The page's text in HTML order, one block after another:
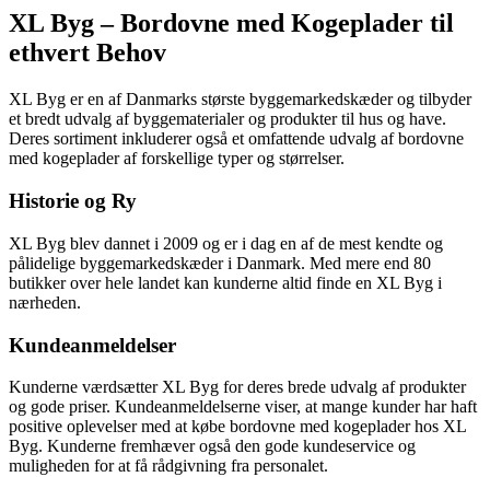
XL Byg – Bordovne med Kogeplader til
ethvert Behov
XL Byg er en af Danmarks største byggemarkedskæder og tilbyder
et bredt udvalg af byggematerialer og produkter til hus og have.
Deres sortiment inkluderer også et omfattende udvalg af bordovne
med kogeplader af forskellige typer og størrelser.
Historie og Ry
XL Byg blev dannet i 2009 og er i dag en af de mest kendte og
pålidelige byggemarkedskæder i Danmark. Med mere end 80
butikker over hele landet kan kunderne altid finde en XL Byg i
nærheden.
Kundeanmeldelser
Kunderne værdsætter XL Byg for deres brede udvalg af produkter
og gode priser. Kundeanmeldelserne viser, at mange kunder har haft
positive oplevelser med at købe bordovne med kogeplader hos XL
Byg. Kunderne fremhæver også den gode kundeservice og
muligheden for at få rådgivning fra personalet.